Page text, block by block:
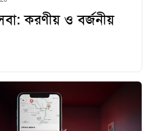
করণীয় ও বর্জনীয়